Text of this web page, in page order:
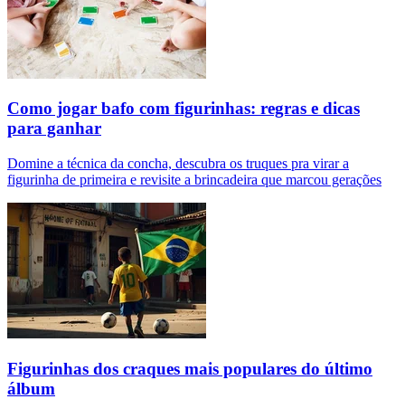
Como jogar bafo com figurinhas: regras e dicas
para ganhar
Domine a técnica da concha, descubra os truques pra virar a
figurinha de primeira e revisite a brincadeira que marcou gerações
Figurinhas dos craques mais populares do último
álbum